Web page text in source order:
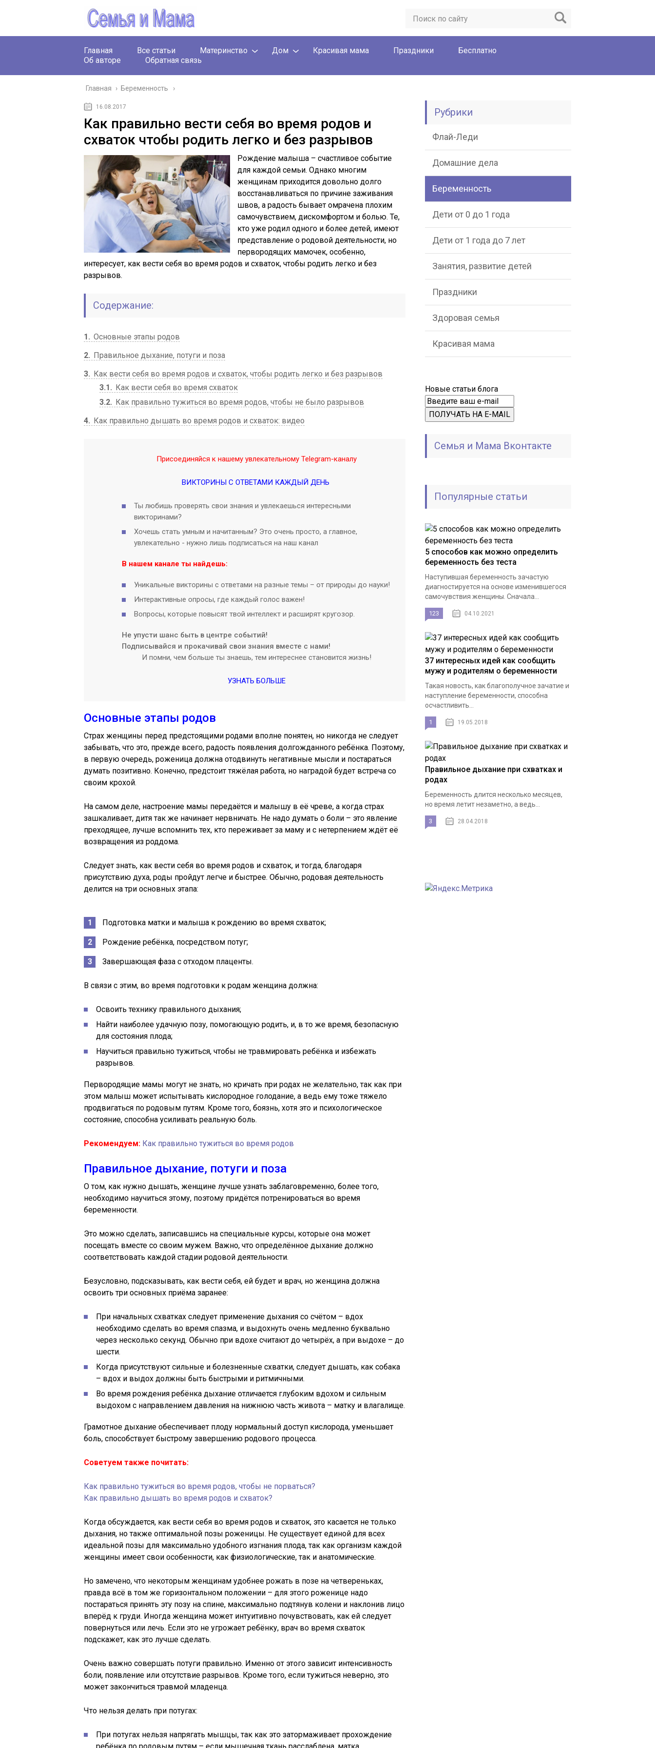
Главная Все статьи Материнство Дом Красивая мама Праздники
Бесплатно
Об авторе
Обратная связь
Главная › Беременность
16.08.2017
Как правильно вести себя во время родов и
схваток чтобы родить легко и без разрывов
Рождение малыша – счастливое событие
для каждой семьи. Однако многим
женщинам приходится довольно долго
восстанавливаться по причине заживания
швов, а радость бывает омрачена плохим
самочувствием, дискомфортом и болью. Те,
кто уже родил одного и более детей, имеют
представление о родовой деятельности, но
первородящих мамочек, особенно,
интересует, как вести себя во время родов и схваток, чтобы родить легко и без
разрывов.
Содержание:
1
Основные этапы родов
2
Правильное дыхание, потуги и поза
3
Как вести себя во время родов и схваток, чтобы родить легко и без разрывов
3.1
Как вести себя во время схваток
3.2
Как правильно тужиться во время родов, чтобы не было разрывов
4
Как правильно дышать во время родов и схваток: видео
Присоединяйся к нашему увлекательному Telegram-каналу
ВИКТОРИНЫ С ОТВЕТАМИ КАЖДЫЙ ДЕНЬ
Ты любишь проверять свои знания и увлекаешься интересными
викторинами?
Хочешь стать умным и начитанным? Это очень просто, а главное,
увлекательно - нужно лишь подписаться на наш канал
В нашем канале ты найдешь:
Уникальные викторины с ответами на разные темы – от природы до науки!
Интерактивные опросы, где каждый голос важен!
Вопросы, которые повысят твой интеллект и расширят кругозор.
Не упусти шанс быть в центре событий!
Подписывайся и прокачивай свои знания вместе с нами!
И помни, чем больше ты знаешь, тем интереснее становится жизнь!
УЗНАТЬ БОЛЬШЕ
Основные этапы родов
Страх женщины перед предстоящими родами вполне понятен, но никогда не следует
забывать, что это, прежде всего, радость появления долгожданного ребёнка. Поэтому,
в первую очередь, роженица должна отодвинуть негативные мысли и постараться
думать позитивно. Конечно, предстоит тяжёлая работа, но наградой будет встреча со
своим крохой.
На самом деле, настроение мамы передаётся и малышу в её чреве, а когда страх
зашкаливает, дитя так же начинает нервничать. Не надо думать о боли – это явление
преходящее, лучше вспомнить тех, кто переживает за маму и с нетерпением ждёт её
возвращения из роддома.
Следует знать, как вести себя во время родов и схваток, и тогда, благодаря
присутствию духа, роды пройдут легче и быстрее. Обычно, родовая деятельность
делится на три основных этапа:
Подготовка матки и малыша к рождению во время схваток;
Рождение ребёнка, посредством потуг;
Завершающая фаза с отходом плаценты.
В связи с этим, во время подготовки к родам женщина должна:
Освоить технику правильного дыхания;
Найти наиболее удачную позу, помогающую родить, и, в то же время, безопасную
для состояния плода;
Научиться правильно тужиться, чтобы не травмировать ребёнка и избежать
разрывов.
Первородящие мамы могут не знать, но кричать при родах не желательно, так как при
этом малыш может испытывать кислородное голодание, а ведь ему тоже тяжело
продвигаться по родовым путям. Кроме того, боязнь, хотя это и психологическое
состояние, способна усиливать реальную боль.
Рекомендуем: Как правильно тужиться во время родов
Правильное дыхание, потуги и поза
О том, как нужно дышать, женщине лучше узнать заблаговременно, более того,
необходимо научиться этому, поэтому придётся потренироваться во время
беременности.
Это можно сделать, записавшись на специальные курсы, которые она может
посещать вместе со своим мужем. Важно, что определённое дыхание должно
соответствовать каждой стадии родовой деятельности.
Безусловно, подсказывать, как вести себя, ей будет и врач, но женщина должна
освоить три основных приёма заранее:
При начальных схватках следует применение дыхания со счётом – вдох
необходимо сделать во время спазма, и выдохнуть очень медленно буквально
через несколько секунд. Обычно при вдохе считают до четырёх, а при выдохе – до
шести.
Когда присутствуют сильные и болезненные схватки, следует дышать, как собака
– вдох и выдох должны быть быстрыми и ритмичными.
Во время рождения ребёнка дыхание отличается глубоким вдохом и сильным
выдохом с направлением давления на нижнюю часть живота – матку и влагалище.
Грамотное дыхание обеспечивает плоду нормальный доступ кислорода, уменьшает
боль, способствует быстрому завершению родового процесса.
Советуем также почитать:
Как правильно тужиться во время родов, чтобы не порваться?
Как правильно дышать во время родов и схваток?
Когда обсуждается, как вести себя во время родов и схваток, это касается не только
дыхания, но также оптимальной позы роженицы. Не существует единой для всех
идеальной позы для максимально удобного изгнания плода, так как организм каждой
женщины имеет свои особенности, как физиологические, так и анатомические.
Но замечено, что некоторым женщинам удобнее рожать в позе на четвереньках,
правда всё в том же горизонтальном положении – для этого роженице надо
постараться принять эту позу на спине, максимально подтянув колени и наклонив лицо
вперёд к груди. Иногда женщина может интуитивно почувствовать, как ей следует
повернуться или лечь. Если это не угрожает ребёнку, врач во время схваток
подскажет, как это лучше сделать.
Очень важно совершать потуги правильно. Именно от этого зависит интенсивность
боли, появление или отсутствие разрывов. Кроме того, если тужиться неверно, это
может закончиться травмой младенца.
Что нельзя делать при потугах:
При потугах нельзя напрягать мышцы, так как это затормаживает прохождение
Рубрики
Флай-Леди
Домашние дела
Беременность
Дети от 0 до 1 года
Дети от 1 года до 7 лет
Занятия, развитие детей
Праздники
Здоровая семья
Красивая мама
Новые статьи блога
ПОЛУЧАТЬ НА E-MAIL
Семья и Мама Вконтакте
Популярные статьи
5 способов как можно определить
беременность без теста
Наступившая беременность зачастую
диагностируется на основе изменившегося
самочувствия женщины. Сначала...
123 04.10.2021
37 интересных идей как сообщить
мужу и родителям о беременности
Такая новость, как благополучное зачатие и
наступление беременности, способна
осчастливить...
1 19.05.2018
Правильное дыхание при схватках и
родах
Беременность длится несколько месяцев,
но время летит незаметно, а ведь...
3 28.04.2018